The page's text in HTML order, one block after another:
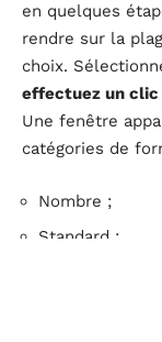
en quelques
rendre sur la
choix.
effectuez un
Une fenêtre
catégories de
Nombre ;
Standard ;